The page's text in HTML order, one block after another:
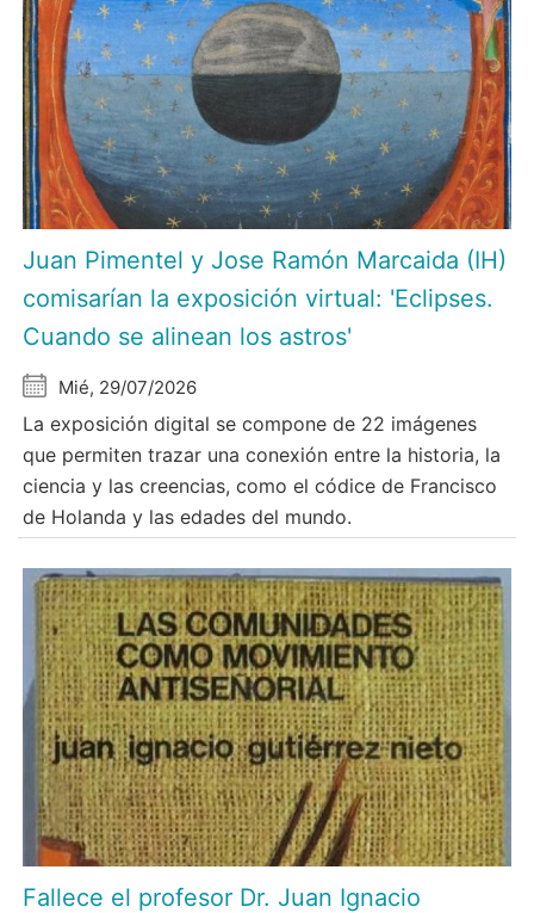
Juan Pimentel y Jose Ramón Marcaida (IH)
comisarían la exposición virtual: 'Eclipses.
Cuando se alinean los astros'
Mié, 29/07/2026
La exposición digital se compone de 22 imágenes
que permiten trazar una conexión entre la historia, la
ciencia y las creencias, como el códice de Francisco
de Holanda y las edades del mundo.
Fallece el profesor Dr. Juan Ignacio